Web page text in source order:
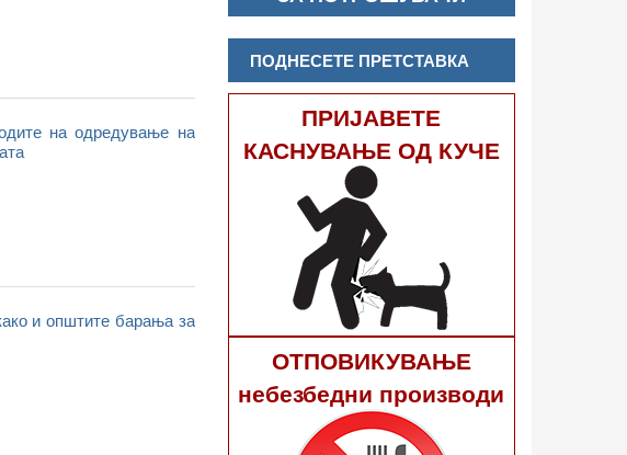
на одредување на
и општите барања за
ПОДНЕСЕТЕ ПРЕТСТАВКА
ПРИЈАВЕТЕ
КАСНУВАЊЕ ОД КУЧЕ
ОТПОВИКУВАЊЕ
небезбедни производи